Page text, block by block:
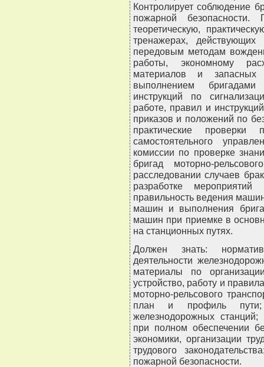
Контролирует соблюдение
пожарной безопасности.
теоретическую,
тренажерах,
передовым методам
работы, экономному
материалов и запасных
выполнением бригадами
инструкций по
работе, правил и
приказов и положений по
практические
самостоятельного
комиссии по проверке
бригад моторно-
расследовании случаев
разработке
правильность ведения
машин и выполнения
машин при приемке в
на станционных путях.
Должен знать:
деятельности
материалы по
устройство, работу и
моторно-рельсового
план и профиль пути;
железнодорожных
при полном обеспечении
экономики, организации
трудового
пожарной безопасности.